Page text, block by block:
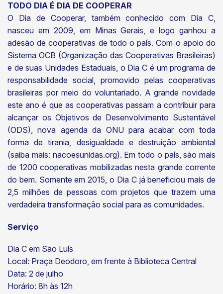
TODO DIA É DIA DE COOPERAR
O Dia de Cooperar, também conhecido com Dia C,
nasceu em 2009, em Minas Gerais, e logo ganhou a
adesão de cooperativas de todo o país. Com o apoio do
Sistema OCB (Organização das Cooperativas Brasileiras)
e de suas Unidades Estaduais, o Dia C é um programa de
responsabilidade social, promovido pelas cooperativas
brasileiras por meio do voluntariado. A grande novidade
este ano é que as cooperativas passam a contribuir para
alcançar os Objetivos de Desenvolvimento Sustentável
(ODS), nova agenda da ONU para acabar com toda
forma de tirania, desigualdade e destruição ambiental
(saiba mais: nacoesunidas.org). Em todo o país, são mais
de 1200 cooperativas mobilizadas nesta grande corrente
do bem. Somente em 2015, o Dia C já beneficiou mais de
2,5 milhões de pessoas com projetos que trazem uma
verdadeira transformação social para as comunidades.
Serviço
Dia C em São Luís
Local: Praça Deodoro, em frente à Biblioteca Central
Data: 2 de julho
Horário: 8h às 12h